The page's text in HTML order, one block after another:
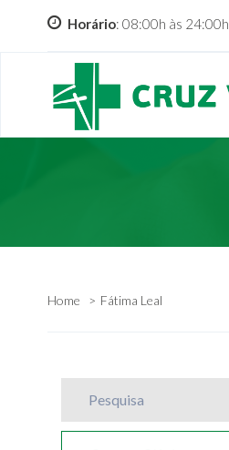
Horário: 08:00h às 24:00h
Home Fátima Leal